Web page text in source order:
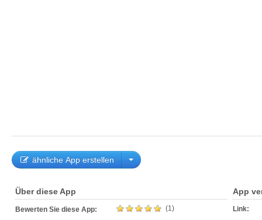
ähnliche App erstellen
Über diese App
Bewerten Sie diese App: (1)
App
Link: